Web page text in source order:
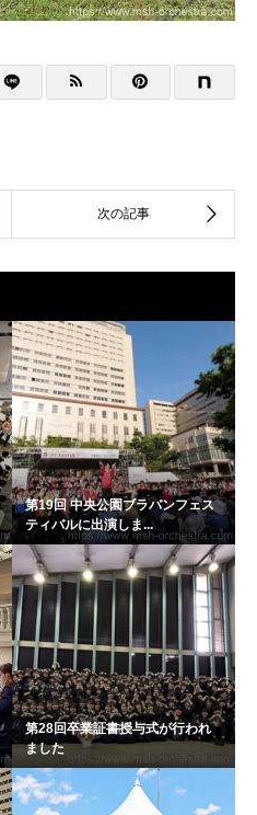
第19回 中央公園ブラバンフェス
ティバルに出演しま...
第28回卒業証書授与式が行われ
ました